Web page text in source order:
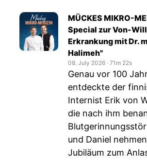
MÜCKES MIKRO-
Special zur Von-
Erkrankung mit Dr.
Halimeh"
08. July 2026 ‧ 71m 22s
Genau vor 100
entdeckte der
Internist Erik von
die nach ihm
und Daniel
Jubiläum zum